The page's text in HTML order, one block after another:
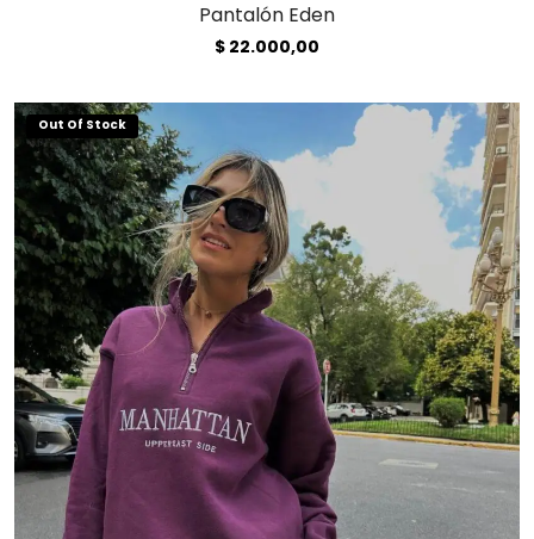
Pantalón Eden
$ 22.000,00
Out Of Stock